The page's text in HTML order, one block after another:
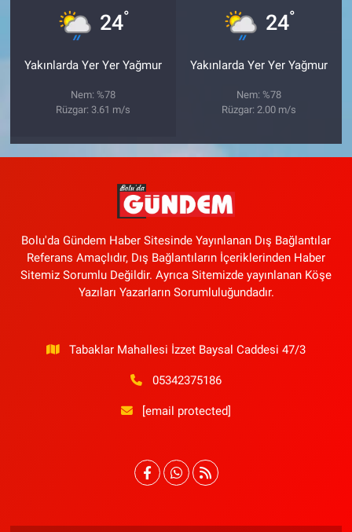
24°
Yakınlarda Yer Yer Yağmur
Nem: %78
Rüzgar: 3.61 m/s
24°
Yakınlarda Yer Yer Yağmur
Nem: %78
Rüzgar: 2.00 m/s
Bolu'da Gündem Haber Sitesinde Yayınlanan Dış Bağlantılar
Referans Amaçlıdır, Dış Bağlantıların İçeriklerinden Haber
Sitemiz Sorumlu Değildir. Ayrıca Sitemizde yayınlanan Köşe
Yazıları Yazarların Sorumluluğundadır.
Tabaklar Mahallesi İzzet Baysal Caddesi 47/3
05342375186
[email protected]